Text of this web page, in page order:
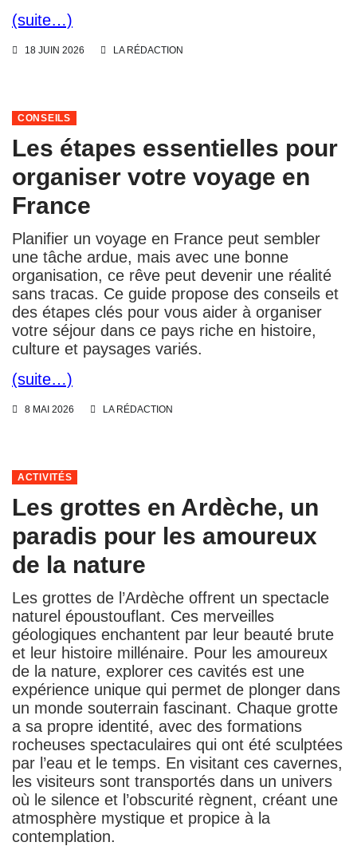
(suite…)
18 JUIN 2026 LA RÉDACTION
CONSEILS
Les étapes essentielles pour
organiser votre voyage en
France
Planifier un voyage en France peut sembler
une tâche ardue, mais avec une bonne
organisation, ce rêve peut devenir une réalité
sans tracas. Ce guide propose des conseils et
des étapes clés pour vous aider à organiser
votre séjour dans ce pays riche en histoire,
culture et paysages variés.
(suite…)
8 MAI 2026 LA RÉDACTION
ACTIVITÉS
Les grottes en Ardèche, un
paradis pour les amoureux
de la nature
Les grottes de l’Ardèche offrent un spectacle
naturel époustouflant. Ces merveilles
géologiques enchantent par leur beauté brute
et leur histoire millénaire. Pour les amoureux
de la nature, explorer ces cavités est une
expérience unique qui permet de plonger dans
un monde souterrain fascinant. Chaque grotte
a sa propre identité, avec des formations
rocheuses spectaculaires qui ont été sculptées
par l’eau et le temps. En visitant ces cavernes,
les visiteurs sont transportés dans un univers
où le silence et l’obscurité règnent, créant une
atmosphère mystique et propice à la
contemplation.